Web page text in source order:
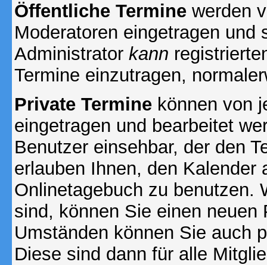
Öffentliche Termine werden
Moderatoren eingetragen und
Administrator kann
Termine einzutragen,
Private Termine können von
eingetragen und bearbeitet
Benutzer einsehbar, der den
erlauben Ihnen, den
Onlinetagebuch zu benutzen.
sind, können Sie einen neuen
Umständen können Sie auch
Diese sind dann für alle